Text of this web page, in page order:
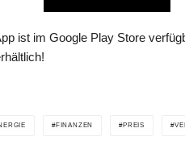
ist im Google Play Store
FINANZEN PREIS